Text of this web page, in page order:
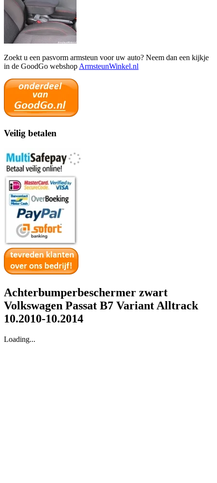
Zoekt u een pasvorm armsteun voor uw auto? Neem dan een kijkje
in de GoodGo webshop ArmsteunWinkel.nl
Veilig betalen
Achterbumperbeschermer zwart
Volkswagen Passat B7 Variant Alltrack
10.2010-10.2014
Loading...